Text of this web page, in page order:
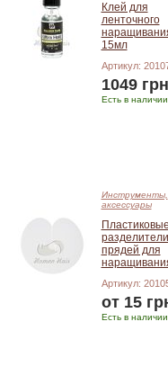
Клей для
ленточного
15мл
Артикул:
1049 грн
Есть в наличии
Инструменты,
аксессуары
разделители
прядей для
Артикул:
от 15
Есть в наличии